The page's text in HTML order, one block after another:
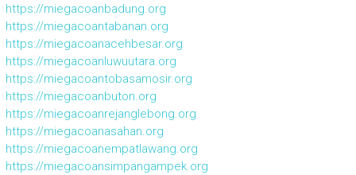
https://miegacoanbadung.org
https://miegacoantabanan.org
https://miegacoanacehbesar.org
https://miegacoanluwuutara.org
https://miegacoantobasamosir.org
https://miegacoanbuton.org
https://miegacoanrejanglebong.org
https://miegacoanasahan.org
https://miegacoanempatlawang.org
https://miegacoansimpangampek.org